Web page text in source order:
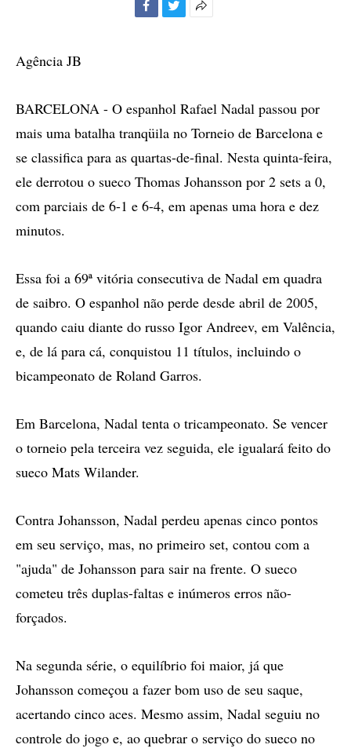
Agência JB
BARCELONA - O espanhol Rafael Nadal passou por
mais uma batalha tranqüila no Torneio de Barcelona e
se classifica para as quartas-de-final. Nesta quinta-feira,
ele derrotou o sueco Thomas Johansson por 2 sets a 0,
com parciais de 6-1 e 6-4, em apenas uma hora e dez
minutos.
Essa foi a 69ª vitória consecutiva de Nadal em quadra
de saibro. O espanhol não perde desde abril de 2005,
quando caiu diante do russo Igor Andreev, em Valência,
e, de lá para cá, conquistou 11 títulos, incluindo o
bicampeonato de Roland Garros.
Em Barcelona, Nadal tenta o tricampeonato. Se vencer
o torneio pela terceira vez seguida, ele igualará feito do
sueco Mats Wilander.
Contra Johansson, Nadal perdeu apenas cinco pontos
em seu serviço, mas, no primeiro set, contou com a
"ajuda" de Johansson para sair na frente. O sueco
cometeu três duplas-faltas e inúmeros erros não-
forçados.
Na segunda série, o equilíbrio foi maior, já que
Johansson começou a fazer bom uso de seu saque,
acertando cinco aces. Mesmo assim, Nadal seguiu no
controle do jogo e, ao quebrar o serviço do sueco no